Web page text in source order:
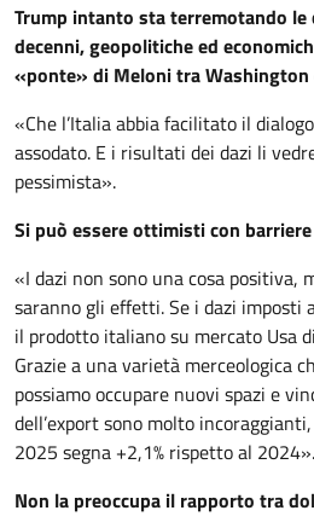
Trump intanto sta terremotando le
decenni, geopolitiche ed
«ponte» di Meloni tra Washington
«Che l’Italia abbia facilitato il
assodato. E i risultati dei dazi li
pessimista».
Si può essere ottimisti con barriere
«I dazi non sono una cosa positiva,
saranno gli effetti. Se i dazi imposti
il prodotto italiano su mercato Usa
Grazie a una varietà merceologica
possiamo occupare nuovi spazi e
dell’export sono molto
2025 segna +2,1% rispetto al 2024».
Non la preoccupa il rapporto tra